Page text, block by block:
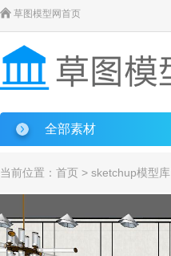
 草图模型网首页
全部素材
当前位置： 首页 > sketchup模型库